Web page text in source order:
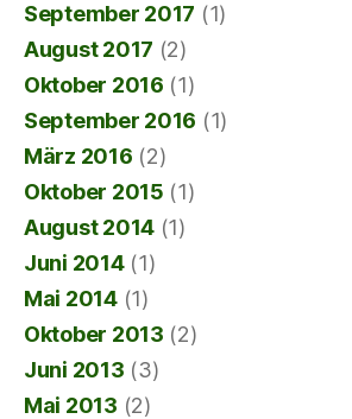
September 2017 (1)
August 2017 (2)
Oktober 2016 (1)
September 2016 (1)
März 2016 (2)
Oktober 2015 (1)
August 2014 (1)
Juni 2014(1)
Mai 2014(1)
Oktober 2013 (2)
Juni 2013 (3)
Mai 2013 (2)